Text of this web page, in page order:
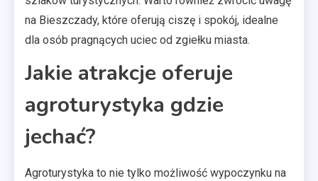
na Bieszczady, które oferują ciszę i spokój, idealne
dla osób pragnących uciec od zgiełku miasta.
Jakie atrakcje oferuje
agroturystyka gdzie
jechać?
Agroturystyka to nie tylko możliwość wypoczynku na